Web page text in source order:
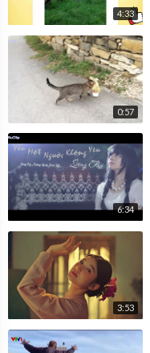
4:33
0:57
6:34
3:53